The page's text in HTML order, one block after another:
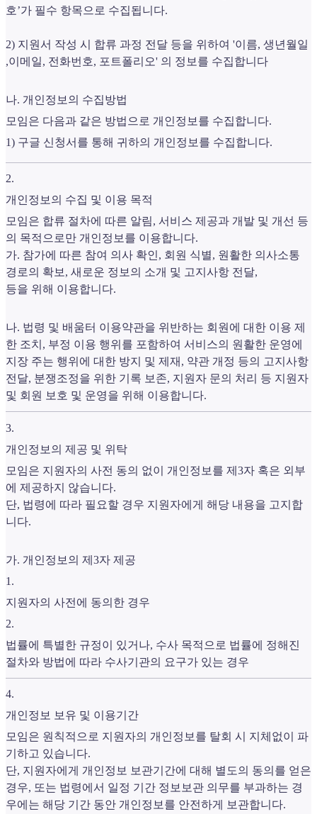
호’가 필수 항목으로 수집됩니다.
2) 지원서 작성 시 합류 과정 전달 등을 위하여 '이름, 생년월일
,이메일, 전화번호, 포트폴리오' 의 정보를 수집합니다
나. 개인정보의 수집방법
모임은 다음과 같은 방법으로 개인정보를 수집합니다.
1) 구글 신청서를 통해 귀하의 개인정보를 수집합니다.
2.
개인정보의 수집 및 이용 목적
모임은 합류 절차에 따른 알림, 서비스 제공과 개발 및 개선 등
의 목적으로만 개인정보를 이용합니다.
가. 참가에 따른 참여 의사 확인, 회원 식별, 원활한 의사소통
경로의 확보, 새로운 정보의 소개 및 고지사항 전달,
등을 위해 이용합니다.
나. 법령 및 배움터 이용약관을 위반하는 회원에 대한 이용 제
한 조치, 부정 이용 행위를 포함하여 서비스의 원활한 운영에
지장 주는 행위에 대한 방지 및 제재, 약관 개정 등의 고지사항
전달, 분쟁조정을 위한 기록 보존, 지원자 문의 처리 등 지원자
및 회원 보호 및 운영을 위해 이용합니다.
3.
개인정보의 제공 및 위탁
모임은 지원자의 사전 동의 없이 개인정보를 제3자 혹은 외부
에 제공하지 않습니다.
단, 법령에 따라 필요할 경우 지원자에게 해당 내용을 고지합
니다.
가. 개인정보의 제3자 제공
1 .
지원자의 사전에 동의한 경우
2.
법률에 특별한 규정이 있거나, 수사 목적으로 법률에 정해진
절차와 방법에 따라 수사기관의 요구가 있는 경우
4.
개인정보 보유 및 이용기간
모임은 원칙적으로 지원자의 개인정보를 탈회 시 지체없이 파
기하고 있습니다.
단, 지원자에게 개인정보 보관기간에 대해 별도의 동의를 얻은
경우, 또는 법령에서 일정 기간 정보보관 의무를 부과하는 경
우에는 해당 기간 동안 개인정보를 안전하게 보관합니다.